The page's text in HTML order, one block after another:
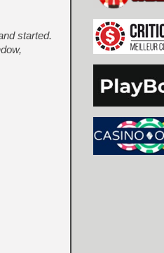
started.